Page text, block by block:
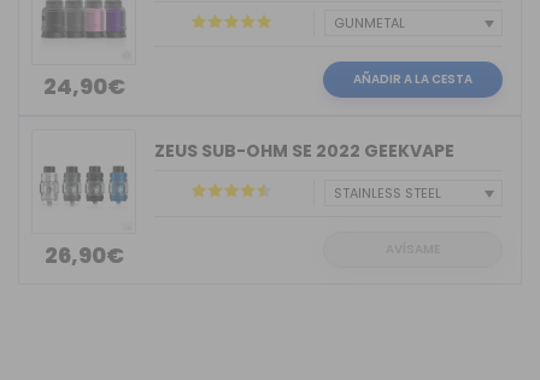
24,90€ AÑADIR A LA CESTA
26,90€
ZEUS SUB-OHM SE 2022 GEEKVAPE